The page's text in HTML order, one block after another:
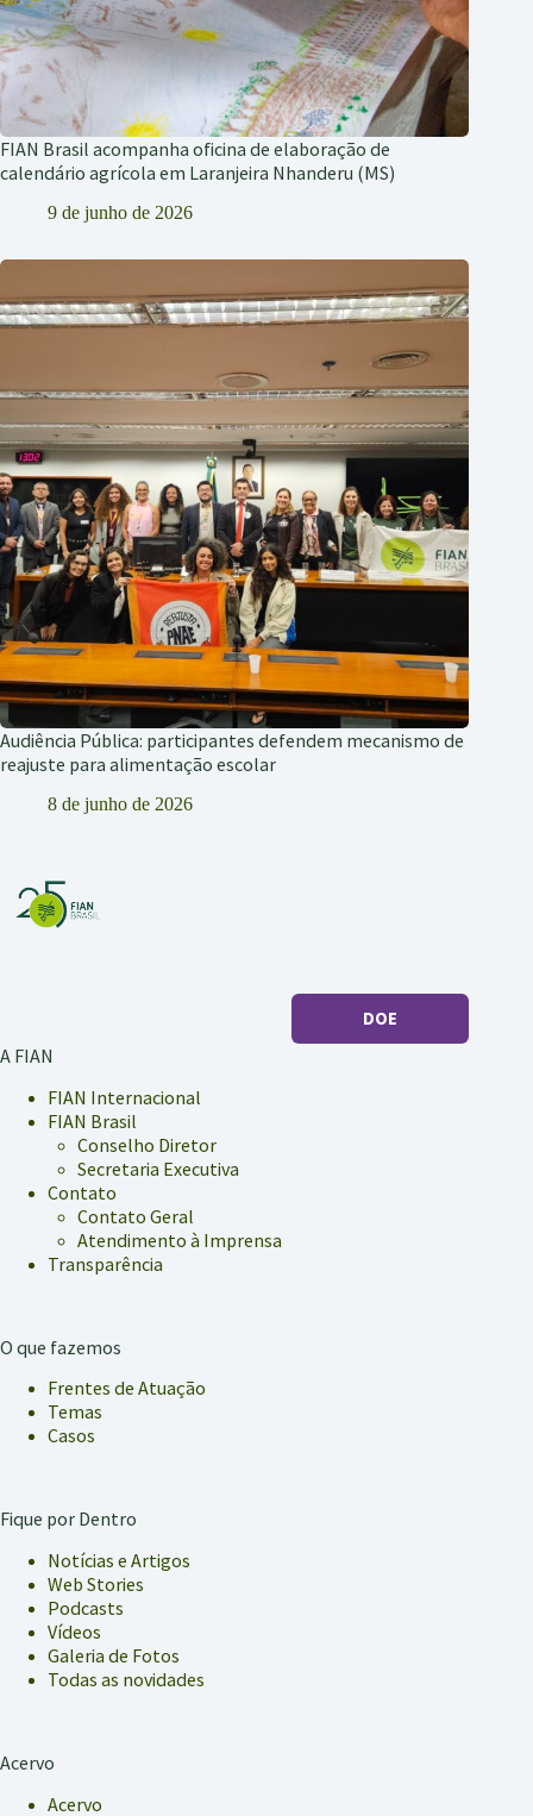
FIAN Brasil acompanha oficina de elaboração de
calendário agrícola em Laranjeira Nhanderu (MS)
9 de junho de 2026
Audiência Pública: participantes defendem mecanismo de
reajuste para alimentação escolar
8 de junho de 2026
DOE
A FIAN
FIAN Internacional
FIAN Brasil
Conselho Diretor
Secretaria Executiva
Contato
Contato Geral
Atendimento à Imprensa
Transparência
O que fazemos
Frentes de Atuação
Temas
Casos
Fique por Dentro
Notícias e Artigos
Web Stories
Podcasts
Vídeos
Galeria de Fotos
Todas as novidades
Acervo
Acervo